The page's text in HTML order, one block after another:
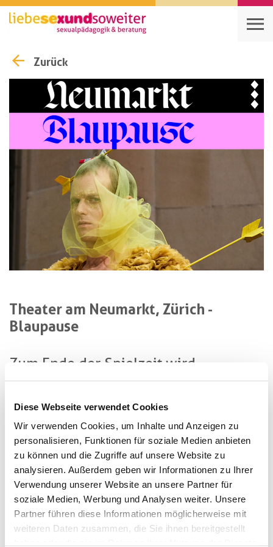
Diese Webseite verwendet Cookies
Wir verwenden Cookies, um Inhalte und Anzeigen zu
personalisieren, Funktionen für soziale Medien anbieten
zu können und die Zugriffe auf unsere Website zu
analysieren. Außerdem geben wir Informationen zu Ihrer
Verwendung unserer Website an unsere Partner für
soziale Medien, Werbung und Analysen weiter. Unsere
Partner führen diese Informationen möglicherweise mit
weiteren Daten zusammen, die Sie ihnen bereitgestellt
Zurück
Theater am Neumarkt, Zürich -
Blaupause
Zum Ende der Spielzeit wird
gespielt
Aufgeführt wird BLAUPAUSE in einer Inszenierung
des Instituts für Lesbische Angelegenheiten (ILA).
Das filigran komponierte, jedoch auch humorvoll
absurde Stück versetzt uns in eine Welt voller
enttäuschenden erster Lieben, wachsenden Brüsten,
Bum Bum Eis, Heterotopien, Black Eyed Peas,
geifernd beobachtenden Cousinenköpfen und